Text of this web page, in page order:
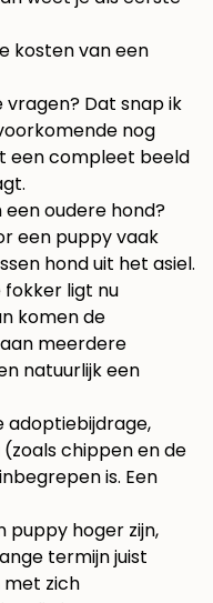
kosten van een
Dat snap ik
nog
een compleet beeld
oudere hond?
een puppy vaak
hond uit het asiel.
fokker ligt nu
komen de
meerdere
natuurlijk een
adoptiebijdrage,
chippen en de
is. Een
puppy hoger zijn,
termijn juist
zich